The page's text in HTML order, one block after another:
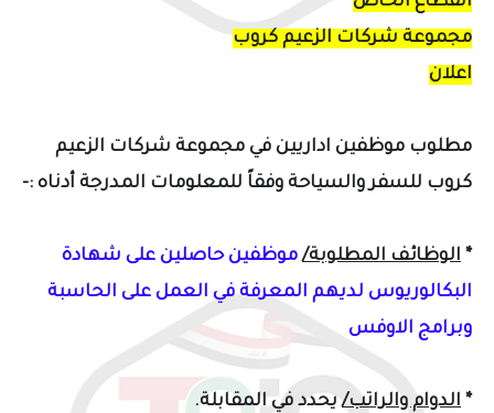
مجموعة شركات الزعيم كروب
اعلان
مطلوب موظفين اداريين في مجموعة شركات الزعيم
كروب للسفر والسياحة وفقاً للمعلومات المدرجة أدناه :-
* الوظائف المطلوبة/ موظفين حاصلين على شهادة
البكالوريوس لديهم المعرفة في العمل على الحاسبة
وبرامج الاوفس
* الدوام والراتب/يحدد في المقابلة.